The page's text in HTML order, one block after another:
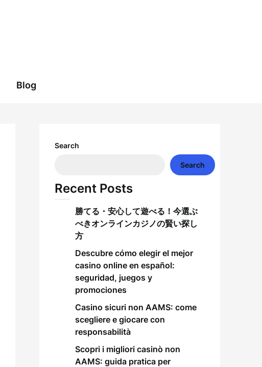
Blog
Search
Search
Recent Posts
勝てる・安心して遊べる！今選ぶ
べきオンラインカジノの賢い探し
方
Descubre cómo elegir el mejor
casino online en español:
seguridad, juegos y
promociones
Casino sicuri non AAMS: come
scegliere e giocare con
responsabilità
Scopri i migliori casinò non
AAMS: guida pratica per